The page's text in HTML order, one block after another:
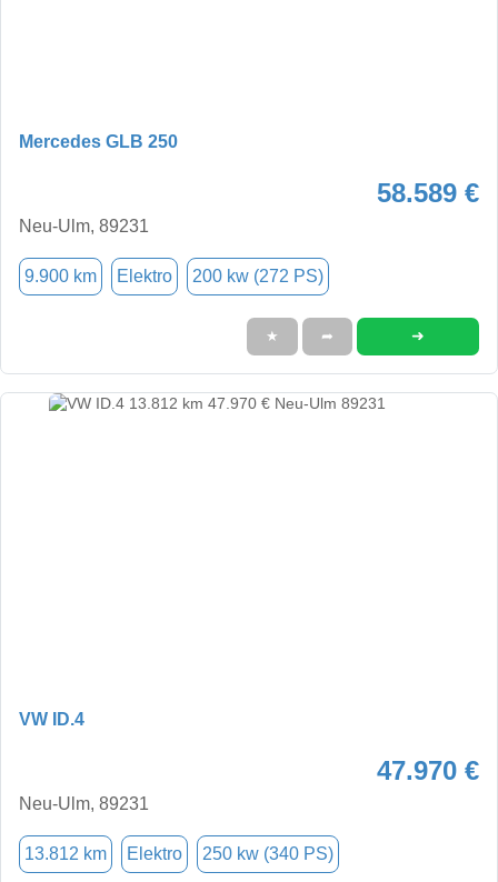
Mercedes GLB 250
58.589 €
Neu-Ulm, 89231
9.900 km Elektro 200 kw (272 PS)
★ ➦ ➜
VW ID.4
47.970 €
Neu-Ulm, 89231
13.812 km Elektro 250 kw (340 PS)